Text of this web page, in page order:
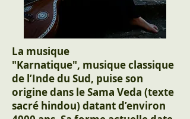
La musique
"Karnatique", musique classique
de l’Inde du Sud, puise son
origine dans le Sama Veda (texte
sacré hindou) datant d’environ